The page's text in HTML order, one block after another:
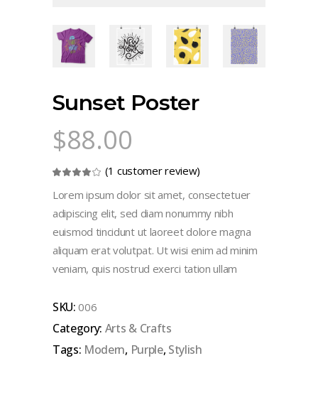
Sunset Poster
$88.00
Rated
of 5
on
1
customer
rating
(1 customer review)
Lorem ipsum dolor sit amet, consectetuer
adipiscing elit, sed diam nonummy nibh
euismod tincidunt ut laoreet dolore magna
aliquam erat volutpat. Ut wisi enim ad minim
veniam, quis nostrud exerci tation ullam
SKU:006
Category: Arts & Crafts
Tags: Modern, Purple, Stylish